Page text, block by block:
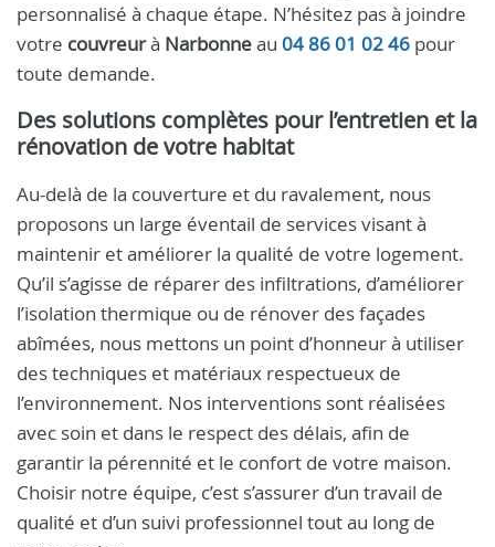
personnalisé à chaque étape. N’hésitez pas à joindre
votre couvreurà Narbonneau 04 86 01 02 46 pour
toute demande.
Des solutions complètes pour l’entretien et la
rénovation de votre habitat
Au-delà de la couverture et du ravalement, nous
proposons un large éventail de services visant à
maintenir et améliorer la qualité de votre logement.
Qu’il s’agisse de réparer des infiltrations, d’améliorer
l’isolation thermique ou de rénover des façades
abîmées, nous mettons un point d’honneur à utiliser
des techniques et matériaux respectueux de
l’environnement. Nos interventions sont réalisées
avec soin et dans le respect des délais, afin de
garantir la pérennité et le confort de votre maison.
Choisir notre équipe, c’est s’assurer d’un travail de
qualité et d’un suivi professionnel tout au long de